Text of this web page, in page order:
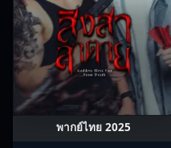
พากย์ไทย 2025